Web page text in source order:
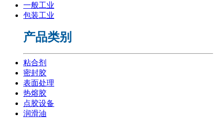
一般工业
包装工业
产品类别
粘合剂
密封胶
表面处理
热熔胶
点胶设备
润滑油